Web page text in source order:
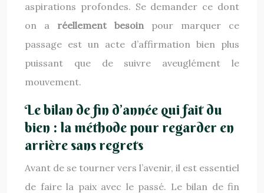
aspirations profondes. Se demander ce dont
on a réellement besoinpour marquer ce
passage est un acte d’affirmation bien plus
puissant que de suivre aveuglément le
mouvement.
Le bilan de fin d’année qui fait du
bien : la méthode pour regarder en
arrière sans regrets
Avant de se tourner vers l’avenir, il est essentiel
de faire la paix avec le passé. Le bilan de fin